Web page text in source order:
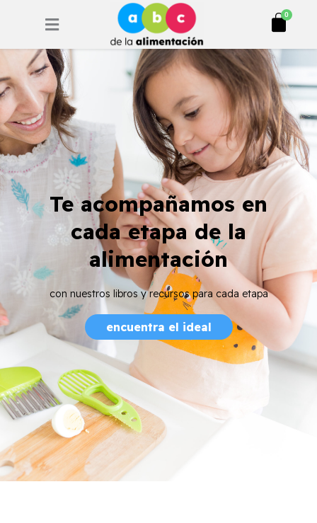
0
Cart
Te acompañamos en
cada etapa de la
alimentación
con nuestros libros y recursos para cada etapa
encuentra el ideal